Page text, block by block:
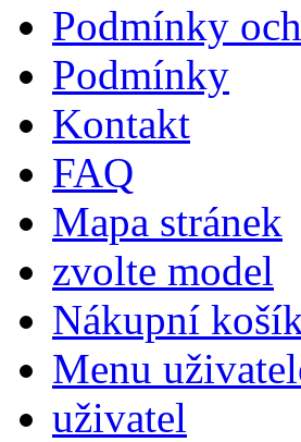
Podmínky
Podmínky
Kontakt
FAQ
Mapa stránek
zvolte model
Nákupní
Menu
uživatel